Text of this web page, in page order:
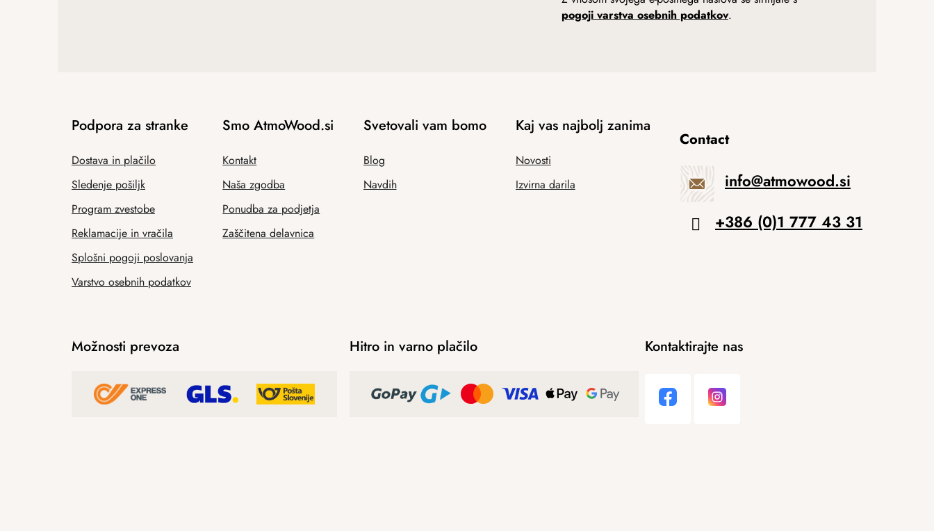
pogoji varstva osebnih podatkov.
Podpora za stranke
Dostava in plačilo
Sledenje pošiljk
Program zvestobe
Reklamacije in vračila
Splošni pogoji poslovanja
Varstvo osebnih podatkov
Smo AtmoWood.si
Kontakt
Naša zgodba
Ponudba za podjetja
Zaščitena delavnica
Svetovali vam bomo
Blog
Navdih
Kaj vas najbolj zanima
Novosti
Izvirna darila
Contact
info@atmowood.si
+386 (0)1 777 43 31
Možnosti prevoza Hitro in varno plačilo Kontaktirajte nas